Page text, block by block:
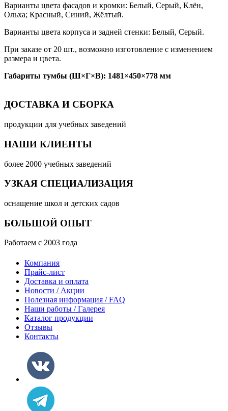
Варианты цвета фасадов и кромки: Белый, Серый, Клён,
Ольха; Красный, Синий, Жёлтый.
Варианты цвета корпуса и задней стенки: Белый, Серый.
При заказе от 20 шт., возможно изготовление с изменением
размера и цвета.
Габариты тумбы (Ш×Г×В): 1481×450×778 мм
ДОСТАВКА И СБОРКА
продукции для учебных заведений
НАШИ КЛИЕНТЫ
более 2000 учебных заведений
УЗКАЯ СПЕЦИАЛИЗАЦИЯ
оснащение школ и детских садов
БОЛЬШОЙ ОПЫТ
Работаем с 2003 года
Компания
Прайс-лист
Доставка и оплата
Новости / Акции
Полезная информация / FAQ
Наши работы / Галерея
Каталог продукции
Отзывы
Контакты